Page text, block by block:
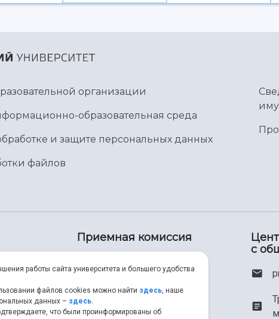
организации
образовательная среда
и защите персональных данных
файлов
70
Приемная комиссия
8 (846) 267-48-67
priem@ssau.ru
с
работы сайта университета и большего удобства
файлов cookies можно найти здесь, наше
данных – здесь.
что были проинформированы об